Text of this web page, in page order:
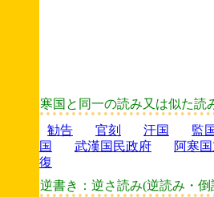
寒国と同一の読み又は似た読
勧告
官刻 汗国 監
国
武漢国民政府 阿寒
復
逆書き：逆さ読み(逆読み・